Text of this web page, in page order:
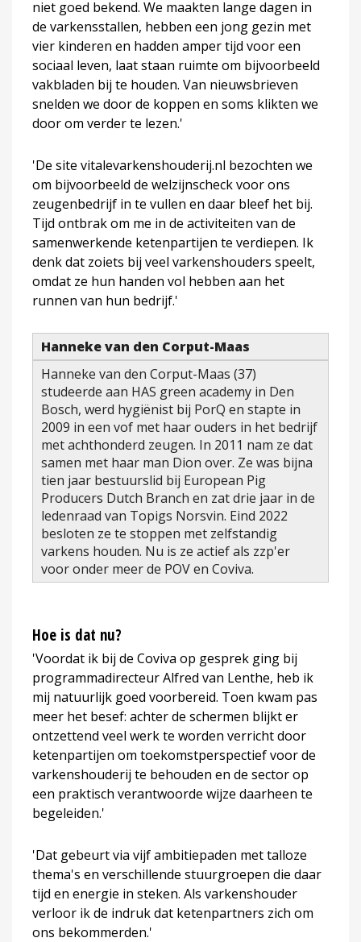
niet goed bekend. We maakten lange dagen in
de varkensstallen, hebben een jong gezin met
vier kinderen en hadden amper tijd voor een
sociaal leven, laat staan ruimte om bijvoorbeeld
vakbladen bij te houden. Van nieuwsbrieven
snelden we door de koppen en soms klikten we
door om verder te lezen.'
'De site vitalevarkenshouderij.nl bezochten we
om bijvoorbeeld de welzijnscheck voor ons
zeugenbedrijf in te vullen en daar bleef het bij.
Tijd ontbrak om me in de activiteiten van de
samenwerkende ketenpartijen te verdiepen. Ik
denk dat zoiets bij veel varkenshouders speelt,
omdat ze hun handen vol hebben aan het
runnen van hun bedrijf.'
Hanneke van den Corput-Maas
Hanneke van den Corput-Maas (37)
studeerde aan HAS green academy in Den
Bosch, werd hygiënist bij PorQ en stapte in
2009 in een vof met haar ouders in het bedrijf
met achthonderd zeugen. In 2011 nam ze dat
samen met haar man Dion over. Ze was bijna
tien jaar bestuurslid bij European Pig
Producers Dutch Branch en zat drie jaar in de
ledenraad van Topigs Norsvin. Eind 2022
besloten ze te stoppen met zelfstandig
varkens houden. Nu is ze actief als zzp'er
voor onder meer de POV en Coviva.
Hoe is dat nu?
'Voordat ik bij de Coviva op gesprek ging bij
programmadirecteur Alfred van Lenthe, heb ik
mij natuurlijk goed voorbereid. Toen kwam pas
meer het besef: achter de schermen blijkt er
ontzettend veel werk te worden verricht door
ketenpartijen om toekomstperspectief voor de
varkenshouderij te behouden en de sector op
een praktisch verantwoorde wijze daarheen te
begeleiden.'
'Dat gebeurt via vijf ambitiepaden met talloze
thema's en verschillende stuurgroepen die daar
tijd en energie in steken. Als varkenshouder
verloor ik de indruk dat ketenpartners zich om
ons bekommerden.'